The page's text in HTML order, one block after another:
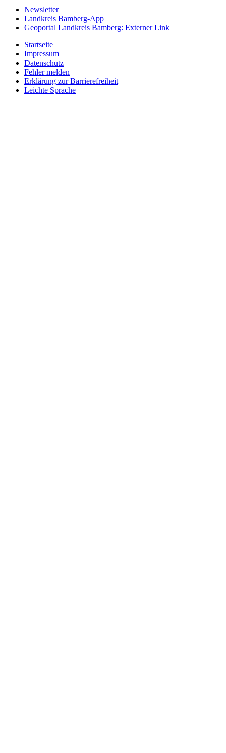
Newsletter
Landkreis Bamberg-App
Geoportal Landkreis Bamberg: Externer Link
Startseite
Impressum
Datenschutz
Fehler melden
Erklärung zur Barrierefreiheit
Leichte Sprache